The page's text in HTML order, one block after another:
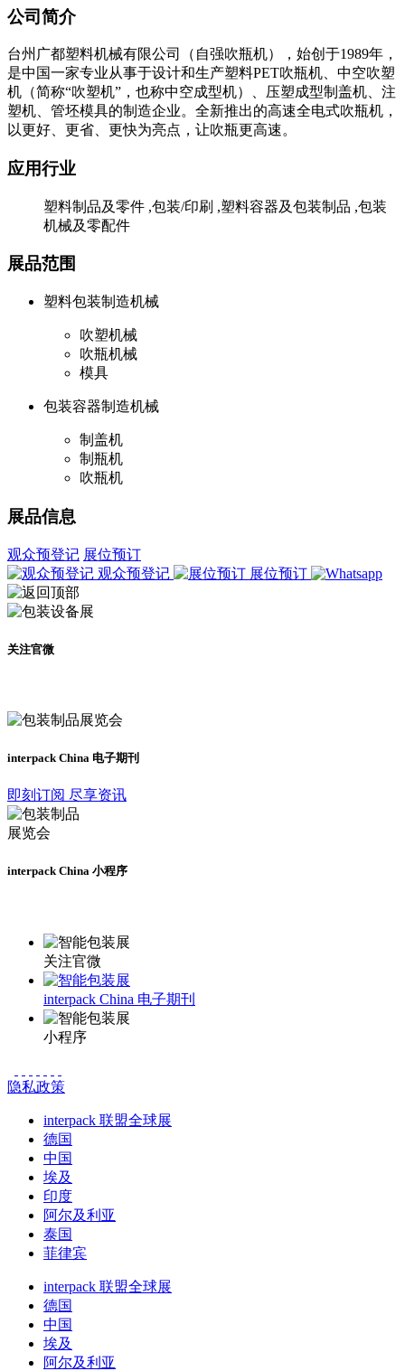
公司简介
台州广都塑料机械有限公司（自强吹瓶机），始创于1989年，
是中国一家专业从事于设计和生产塑料PET吹瓶机、中空吹塑
机（简称“吹塑机”，也称中空成型机）、压塑成型制盖机、注
塑机、管坯模具的制造企业。全新推出的高速全电式吹瓶机，
以更好、更省、更快为亮点，让吹瓶更高速。
应用行业
塑料制品及零件 ,包装/印刷 ,塑料容器及包装制品 ,包装
机械及零配件
展品范围
塑料包装制造机械
吹塑机械
吹瓶机械
模具
包装容器制造机械
制盖机
制瓶机
吹瓶机
展品信息
观众预登记 展位预订
观众预登记
展位预订
关注官微
interpack China 电子期刊
即刻订阅 尽享资讯
interpack China 小程序
关注官微
interpack China 电子期刊
小程序
隐私政策
interpack 联盟全球展
德国
中国
埃及
印度
阿尔及利亚
泰国
菲律宾
interpack 联盟全球展
德国
中国
埃及
阿尔及利亚